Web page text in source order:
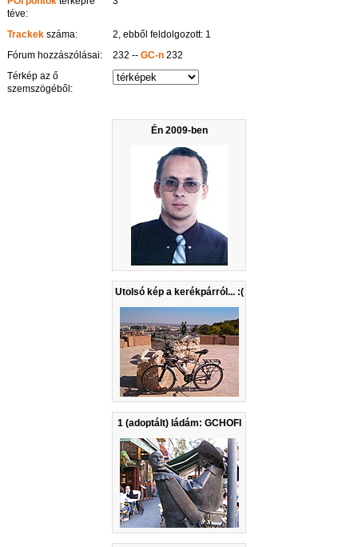
Én 2009-ben
Utolsó kép a kerékpárról... :(
1 (adoptált) ládám: GCHOFI
téve:
Trackek száma:
2, ebből feldolgozott: 1
Fórum hozzászólásai:
232 --GC-n 232
Térkép az ő
szemszögéből: